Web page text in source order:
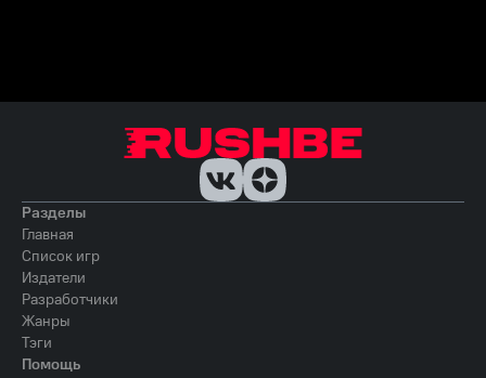
Разделы
Главная
Список игр
Издатели
Разработчики
Жанры
Тэги
Помощь